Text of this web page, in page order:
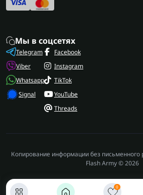
0
Мы в соцсетях
Telegram
Viber
Whatsapp
Signal
Facebook
Instagram
TikTok
YouTube
Threads
Копирование информации без
Flash Army © 2026